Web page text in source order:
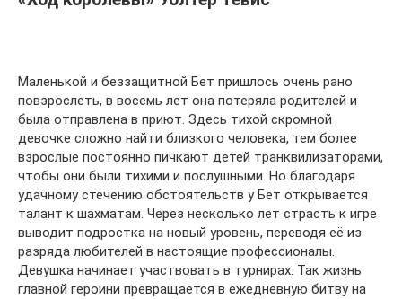
Маленькой и беззащитной Бет пришлось очень рано
повзрослеть, в восемь лет она потеряла родителей и
была отправлена в приют. Здесь тихой скромной
девочке сложно найти близкого человека, тем более
взрослые постоянно пичкают детей транквилизаторами,
чтобы они были тихими и послушными. Но благодаря
удачному стечению обстоятельств у Бет открывается
талант к шахматам. Через несколько лет страсть к игре
выводит подростка на новый уровень, переводя её из
разряда любителей в настоящие профессионалы.
Девушка начинает участвовать в турнирах. Так жизнь
главной героини превращается в ежедневную битву на